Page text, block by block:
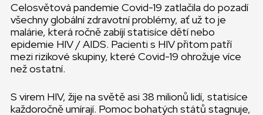
Celosvětová pandemie Covid-19 zatlačila do pozadí
všechny globální zdravotní problémy, ať už to je
malárie, která ročně zabíjí statisíce dětí nebo
epidemie HIV / AIDS. Pacienti s HIV přitom patří
mezi rizikové skupiny, které Covid-19 ohrožuje více
než ostatní.
S virem HIV, žije na světě asi 38 milionů lidí, statisíce
každoročně umírají. Pomoc bohatých států stagnuje,